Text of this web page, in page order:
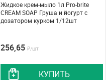
Жидкое крем-мыло 1л Pro-brite
CREАM SOAP Груша и йогурт с
дозатором курком 1/12шт
256,65 ₽/шт
КУПИТЬ